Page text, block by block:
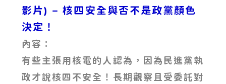
影片) – 核四安全與否不是政黨顏色
決定！
內容：
有些主張用核電的人認為，因為民進黨執
政才說核四不安全！長期觀察且受委託對